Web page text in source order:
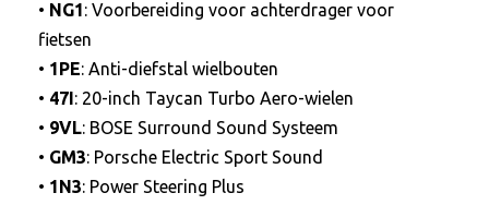
• NG1: Voorbereiding voor achterdrager voor
fietsen
• 1PE: Anti-diefstal wielbouten
• 47I: 20-inch Taycan Turbo Aero-wielen
• 9VL: BOSE Surround Sound Systeem
• GM3: Porsche Electric Sport Sound
• 1N3: Power Steering Plus